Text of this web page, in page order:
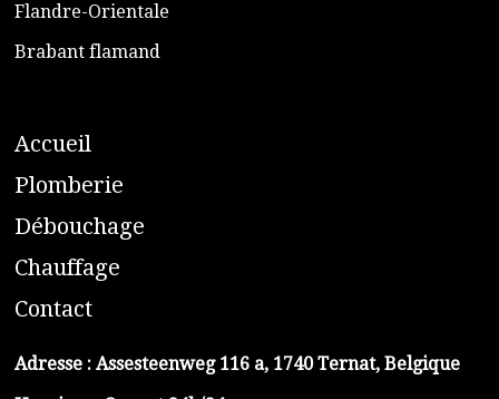
​Flandre-Orientale
​Brabant flamand
Accueil
​Plomberie
Débouchage
Chauffage
Contact
Adresse : Assesteenweg 116 a, 1740 Ternat, Belgique